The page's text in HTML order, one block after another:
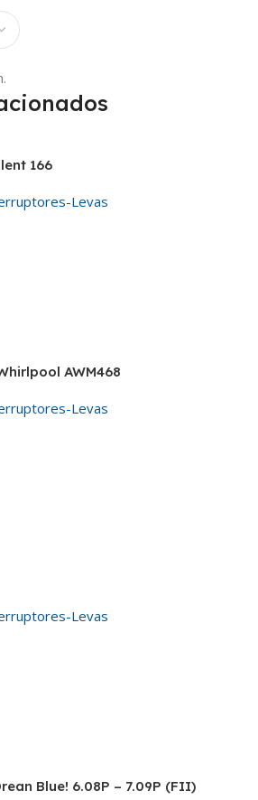
166
Levas
AWM468
Levas
Levas
Blue! 6.08P – 7.09P (FII)